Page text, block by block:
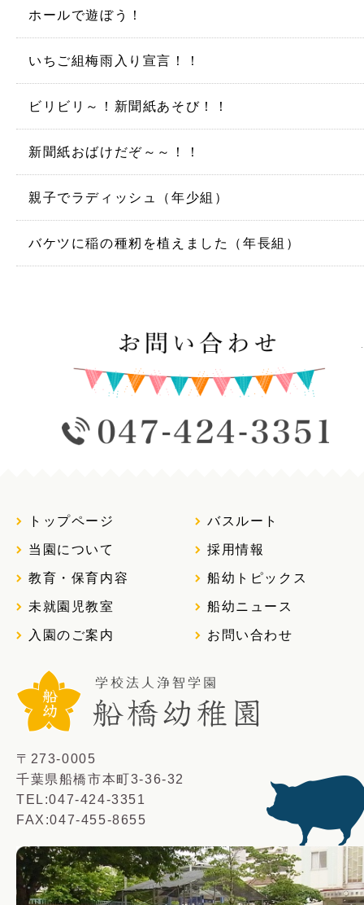
ホールで遊ぼう！
いちご組梅雨入り宣言！！
ビリビリ～！新聞紙あそび！！
新聞紙おばけだぞ～～！！
親子でラディッシュ（年少組）
バケツに稲の種籾を植えました（年長組）
トップページ バスルート
当園について 採用情報
教育・保育内容 船幼トピックス
未就園児教室 船幼ニュース
入園のご案内 お問い合わせ
〒273-0005
千葉県船橋市本町3-36-32
TEL:047-424-3351
FAX:047-455-8655